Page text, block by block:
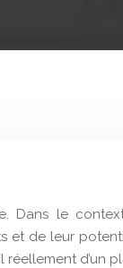
Dans le
de leur
réellement d’un